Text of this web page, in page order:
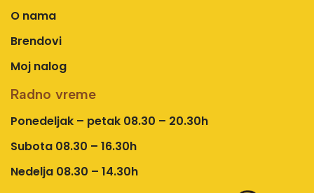
O nama
Brendovi
Moj nalog
Radno vreme
Ponedeljak – petak 08.30 – 20.30h
Subota 08.30 – 16.30h
Nedelja 08.30 – 14.30h